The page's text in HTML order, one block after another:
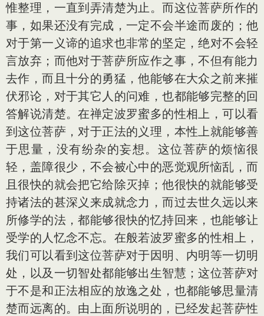
惟整理，一直到弄清楚为止。而这位菩萨所作的
事，如果还没有完成，一定不会半途而废的；他
对于第一义谛的追求也非常的坚定，绝对不会轻
言放弃；而他对于菩萨所应作之事，不但有能力
去作，而且十分的勇猛，他能够在大众之前来摧
伏邪论，对于其它人的问难，也都能够完整的回
答解说清楚。在禅定波罗蜜多的性相上，可以看
到这位菩萨，对于正法的义理，本性上就能够善
于思量，没有纷杂的妄想。这位菩萨的烦恼很
轻，盖障很少，不会被心中的恶觉观所恼乱，而
且很快的就会把它给除灭掉；他很快的就能够受
持诸法的甚深义来成就念力，而过去世久远以来
所修学的法，都能够很快的忆持回来，也能够让
受学的人忆念不忘。在般若波罗蜜多的性相上，
我们可以看到这位菩萨对于因明、内明等一切明
处，以及一切智处都能够出生智慧；这位菩萨对
于不是和正法相应的放逸之处，也都能够思量清
楚而远离的。由上面所说明的，已经发起菩萨性